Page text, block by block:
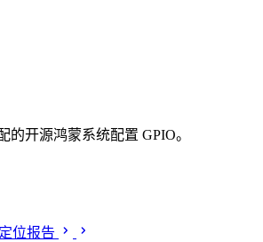
的开源鸿蒙系统配置 GPIO。
位报告